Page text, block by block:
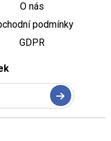
O nás
podmínky
GDPR